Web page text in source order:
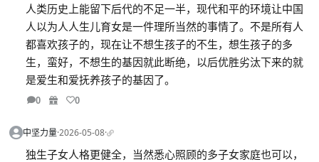
人类历史上能留下后代的不足一半，现代和平的环境让中国
人以为人人生儿育女是一件理所当然的事情了。不是所有人
都喜欢孩子的，现在让不想生孩子的不生，想生孩子的多
生，蛮好，不想生的基因就此断绝，以后优胜劣汰下来的就
是爱生和爱抚养孩子的基因了。
0 0
中坚力量·2026-05-08·
独生子女人格更健全，当然悉心照顾的多子女家庭也可以，